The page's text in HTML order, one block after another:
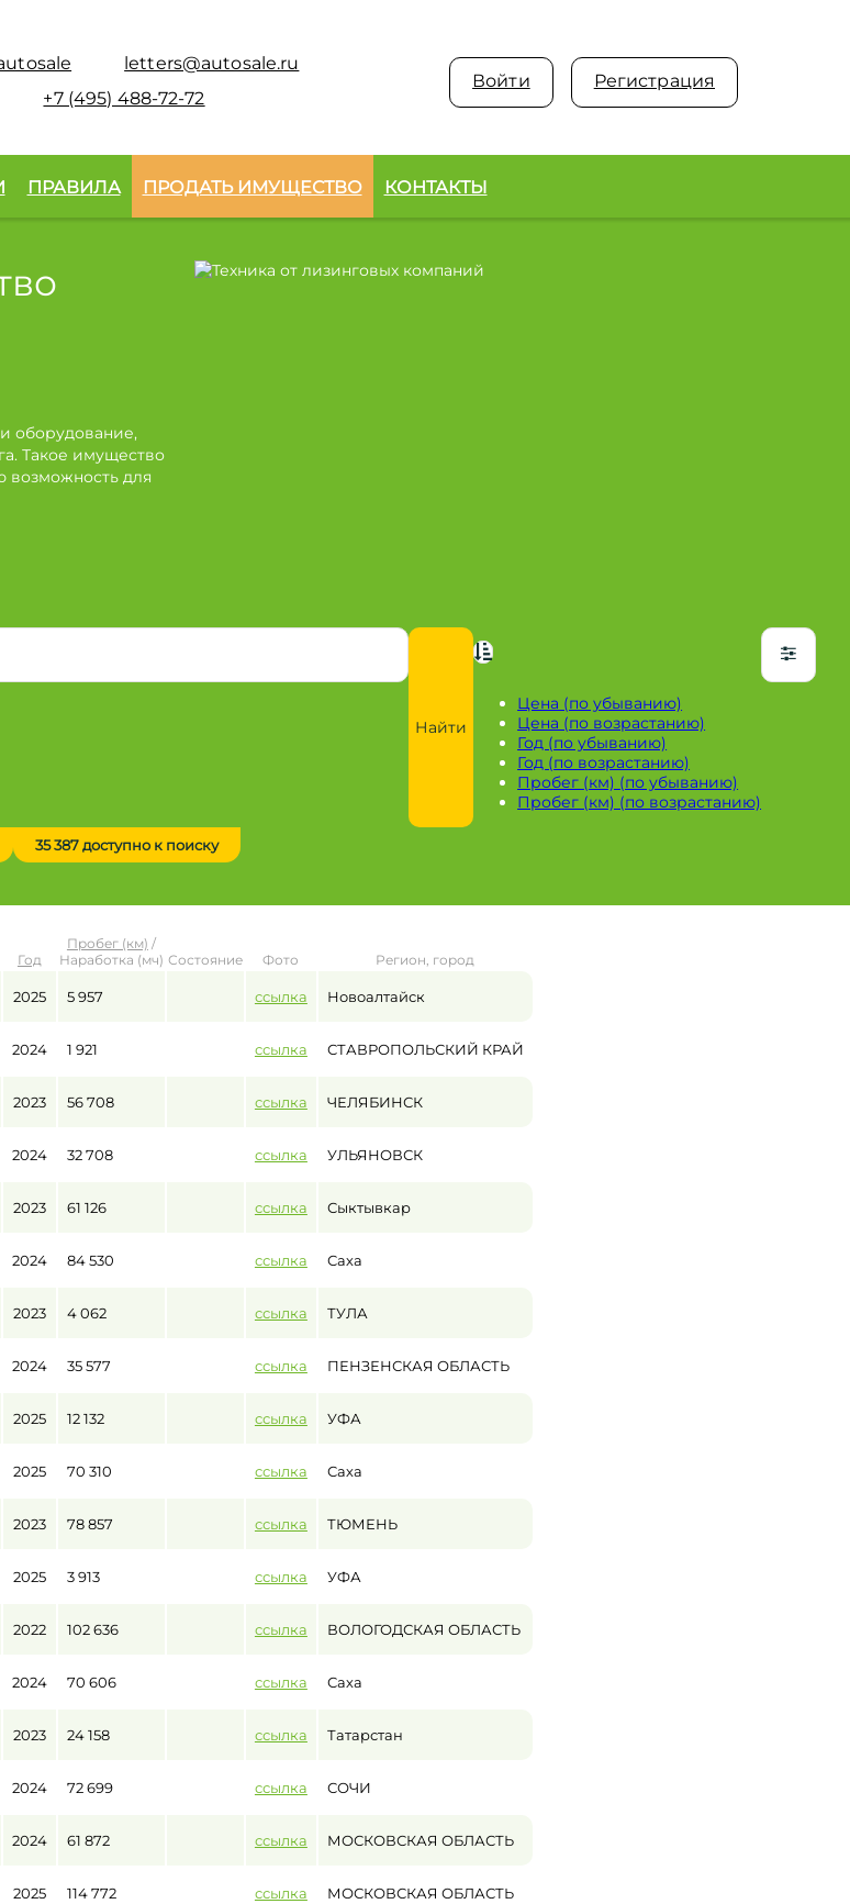
letters@autosale.ru
+7 (495) 488-72-72
Войти Регистрация
ПРАВИЛА ПРОДАТЬ ИМУЩЕСТВО КОНТАКТЫ
оборудование,
Такое имущество
возможность для
Найти
Цена (по убыванию)
Цена (по возрастанию)
Год (по убыванию)
Год (по возрастанию)
Пробег (км) (по убыванию)
Пробег (км) (по возрастанию)
35 387 доступно к поиску
Год
Пробег (км) /
Наработка (мч) Состояние Фото Регион, город
2025 5 957 ссылка Новоалтайск
2024 1 921 ссылка СТАВРОПОЛЬСКИЙ КРАЙ
2023 56 708 ссылка ЧЕЛЯБИНСК
2024 32 708 ссылка УЛЬЯНОВСК
2023 61 126 ссылка Сыктывкар
2024 84 530 ссылка Саха
2023 4 062 ссылка ТУЛА
2024 35 577 ссылка ПЕНЗЕНСКАЯ ОБЛАСТЬ
2025 12 132 ссылка УФА
2025 70 310 ссылка Саха
2023 78 857 ссылка ТЮМЕНЬ
2025 3 913 ссылка УФА
2022 102 636 ссылка ВОЛОГОДСКАЯ ОБЛАСТЬ
2024 70 606 ссылка Саха
2023 24 158 ссылка Татарстан
2024 72 699 ссылка СОЧИ
2024 61 872 ссылка МОСКОВСКАЯ ОБЛАСТЬ
2025 114 772 ссылка МОСКОВСКАЯ ОБЛАСТЬ